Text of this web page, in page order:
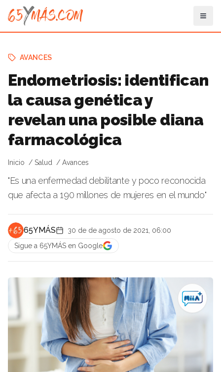
AVANCES
Endometriosis: identifican
la causa genética y
revelan una posible diana
farmacológica
Inicio Salud Avances
"Es una enfermedad debilitante y poco reconocida
que afecta a 190 millones de mujeres en el mundo"
65YMÁS
30 de de agosto de 2021, 06:00
Sigue a 65YMÁS en Google